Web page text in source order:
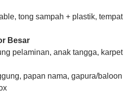
tong sampah + plastik, tempat
Besar
pelaminan, anak tangga, karpet
papan nama, gapura/baloon